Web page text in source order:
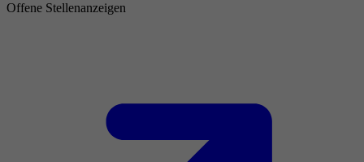
Offene Stellenanzeigen